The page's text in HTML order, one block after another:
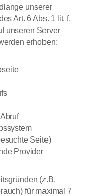
unserer
Art. 6 Abs. 1 lit. f.
unseren Server
erhoben:
Seite)
Provider
(z.B.
für maximal 7